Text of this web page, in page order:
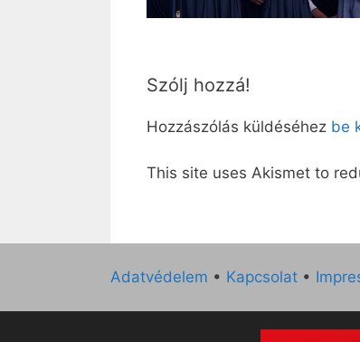
Szólj hozzá!
Hozzászólás küldéséhez be
This site uses Akismet to
Adatvédelem • Kapcsolat •